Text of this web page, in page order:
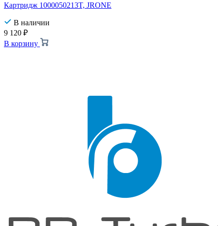
Картридж 1000050213T, JRONE
В наличии
9 120 ₽
В корзину